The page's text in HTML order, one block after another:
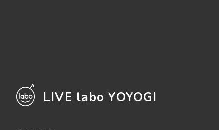
LIVE labo YOYOGI